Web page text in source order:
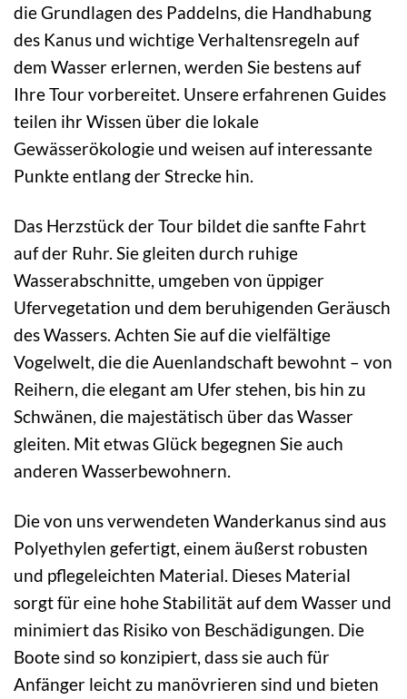
die Grundlagen des Paddelns, die Handhabung
des Kanus und wichtige Verhaltensregeln auf
dem Wasser erlernen, werden Sie bestens auf
Ihre Tour vorbereitet. Unsere erfahrenen Guides
teilen ihr Wissen über die lokale
Gewässerökologie und weisen auf interessante
Punkte entlang der Strecke hin.
Das Herzstück der Tour bildet die sanfte Fahrt
auf der Ruhr. Sie gleiten durch ruhige
Wasserabschnitte, umgeben von üppiger
Ufervegetation und dem beruhigenden Geräusch
des Wassers. Achten Sie auf die vielfältige
Vogelwelt, die die Auenlandschaft bewohnt – von
Reihern, die elegant am Ufer stehen, bis hin zu
Schwänen, die majestätisch über das Wasser
gleiten. Mit etwas Glück begegnen Sie auch
anderen Wasserbewohnern.
Die von uns verwendeten Wanderkanus sind aus
Polyethylen gefertigt, einem äußerst robusten
und pflegeleichten Material. Dieses Material
sorgt für eine hohe Stabilität auf dem Wasser und
minimiert das Risiko von Beschädigungen. Die
Boote sind so konzipiert, dass sie auch für
Anfänger leicht zu manövrieren sind und bieten